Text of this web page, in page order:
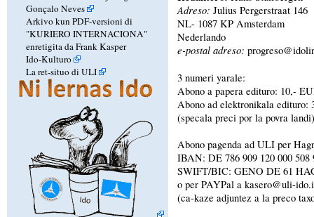
Gonçalo Neves
Arkivo kun PDF-versioni di
"KURIERO INTERNACIONA"
enretigita da Frank Kasper
Ido-Kulturo
La ret-situo di ULI
Adreso: Julius Pergerstraat 146
NL- 1087 KP Amsterdam
Nederlando
e-postal adreso:
3 numeri yarale:
Abono a papera edituro: 10,-
Abono ad elektronikala edituro:
(specala preci por la povra landi)
Abono pagenda ad ULI per
IBAN: DE 786 909 120 000 508
SWIFT/BIC: GENO DE 61
o per PAYPal a kasero@uli-
(ca-kaze adjuntez a la preco